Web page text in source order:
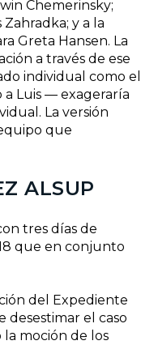
Chemerinsky;
y a la
Greta Hansen. La
a través de ese
individual como el
Luis — exageraría
La versión
que
ALSUP
tres días de
que en conjunto
del Expediente
desestimar el caso
moción de los